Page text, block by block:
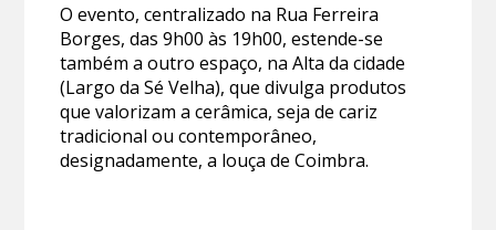
O evento, centralizado na Rua Ferreira
Borges, das 9h00 às 19h00, estende-se
também a outro espaço, na Alta da cidade
(Largo da Sé Velha), que divulga produtos
que valorizam a cerâmica, seja de cariz
tradicional ou contemporâneo,
designadamente, a louça de Coimbra.